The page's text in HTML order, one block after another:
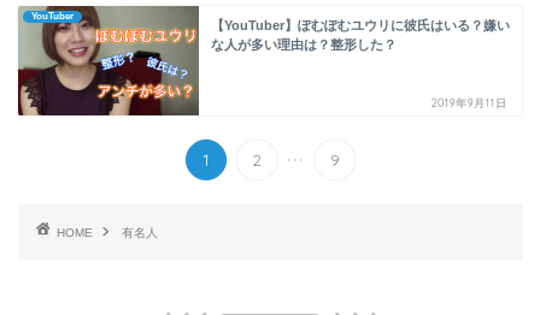
YouTuber
【YouTuber】ぽむぽむユウリに彼氏はいる？嫌い
な人が多い理由は？整形した？
2019年9月11日
1 2 ... 9
HOME 有名人